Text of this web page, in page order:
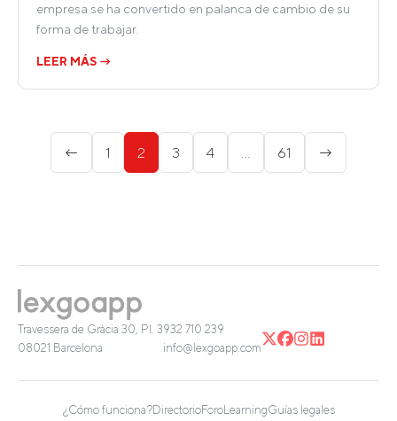
empresa se ha convertido en palanca de cambio de su
forma de trabajar.
LEER MÁS →
Paginación
← 1 2 3 4 … 61 →
Travessera de Gràcia 30, Pl. 3
08021 Barcelona
932 710 239
info@lexgoapp.com
¿Cómo funciona?DirectorioForoLearningGuías legales